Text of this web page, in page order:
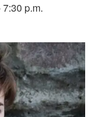
7:30 p.m.